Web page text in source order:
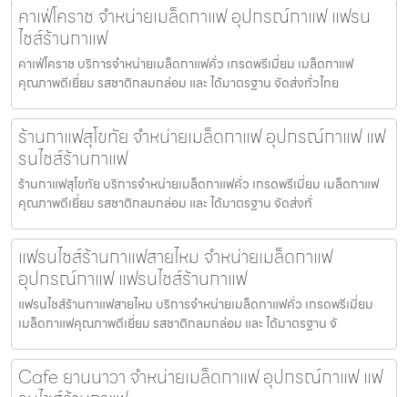
คาเฟ่โคราช จำหน่ายเมล็ดกาแฟ อุปกรณ์กาแฟ แฟรน
ไชส์ร้านกาแฟ
คาเฟ่โคราช บริการจำหน่ายเมล็ดกาแฟคั่ว เกรดพรีเมี่ยม เมล็ดกาแฟ
คุณภาพดีเยี่ยม รสชาติกลมกล่อม และ ได้มาตรฐาน จัดส่งทั่วไทย
ร้านกาแฟสุโขทัย จำหน่ายเมล็ดกาแฟ อุปกรณ์กาแฟ แฟ
รนไชส์ร้านกาแฟ
ร้านกาแฟสุโขทัย บริการจำหน่ายเมล็ดกาแฟคั่ว เกรดพรีเมี่ยม เมล็ดกาแฟ
คุณภาพดีเยี่ยม รสชาติกลมกล่อม และ ได้มาตรฐาน จัดส่งทั่
แฟรนไชส์ร้านกาแฟสายไหม จำหน่ายเมล็ดกาแฟ
อุปกรณ์กาแฟ แฟรนไชส์ร้านกาแฟ
แฟรนไชส์ร้านกาแฟสายไหม บริการจำหน่ายเมล็ดกาแฟคั่ว เกรดพรีเมี่ยม
เมล็ดกาแฟคุณภาพดีเยี่ยม รสชาติกลมกล่อม และ ได้มาตรฐาน จั
Cafe ยานนาวา จำหน่ายเมล็ดกาแฟ อุปกรณ์กาแฟ แฟ